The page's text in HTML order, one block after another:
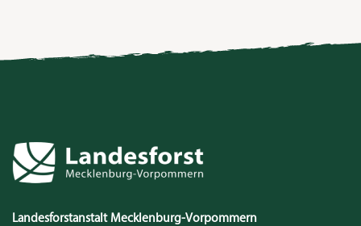
Kontakt
Landesforstanstalt Mecklenburg‑Vorpommern